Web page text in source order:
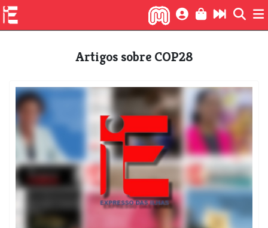
Artigos sobre COP28